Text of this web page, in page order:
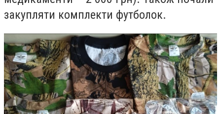
закупляти комплекти футболок.